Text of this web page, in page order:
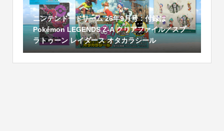
ニンテンドードリーム 26年9月号：付録は
Pokémon LEGENDS Z-A クリアファイル／スプ
ラトゥーン レイダース オタカラシール